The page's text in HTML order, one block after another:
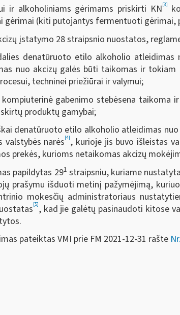
ir alkoholiniams gėrimams priskirti KN[3]
gėrimai (kiti putojantys fermentuoti gėrimai,
įstatymo 28 straipsnio nuostatos,
denatūruoto etilo alkoholio
nuo akcizų galės būti taikomas ir
techninei priežiūrai ir valymui;
gabenimo stebėsena taikoma
produktų gamybai;
denatūruoto etilo alkoholio atleidimas
narės[4], kurioje jis buvo išleistas
prekės, kurioms netaikomas akcizų
papildytas 291 straipsniu, kuriame
prašymu išduoti metinį pažymėjimą,
mokesčių administratoriaus
[5], kad jie galėtų pasinaudoti kitose
pateiktas VMI prie FM 2021-12-31 rašte